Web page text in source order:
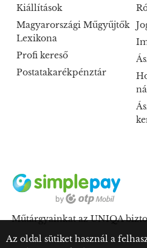
Kiállítások
Magyarországi Műgyűjtők
Lexikona
Profi kereső
Postatakarékpénztár
Műtárgyainkat az UNIQA
Az oldal sütiket használ a